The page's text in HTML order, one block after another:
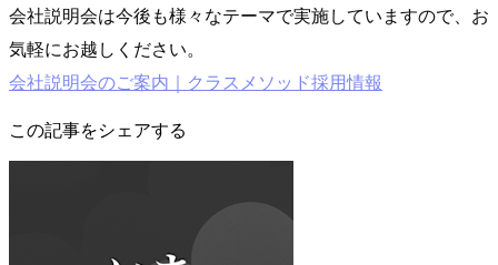
会社説明会は今後も様々なテーマで実施していますので、お
気軽にお越しください。
会社説明会のご案内｜クラスメソッド採用情報
この記事をシェアする